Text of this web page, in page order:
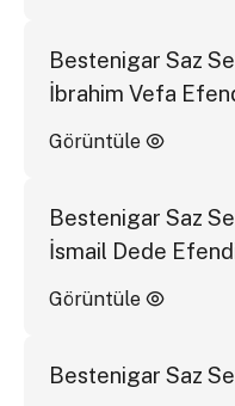
Bestenigar Saz
İbrahim Vefa
Görüntüle
Bestenigar Saz
İsmail Dede
Görüntüle
Bestenigar Saz